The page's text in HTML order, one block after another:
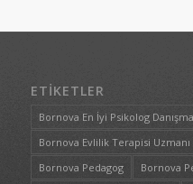
ETIKETLER
Bornova En İyi Psikolog
Bornova Evlilik Terapisi Uzmanı
Bornova Pedagog
Bornova